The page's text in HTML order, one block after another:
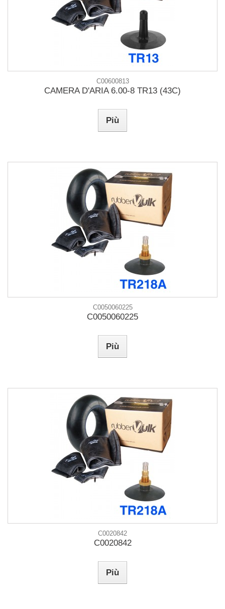
C00600813
CAMERA D'ARIA 6.00-8 TR13 (43C)
Più
C0050060225
C0050060225
Più
C0020842
C0020842
Più